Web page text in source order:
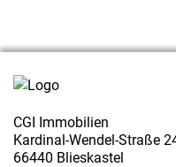
CGI Immobilien
Kardinal-Wendel-Straße
66440 Blieskastel